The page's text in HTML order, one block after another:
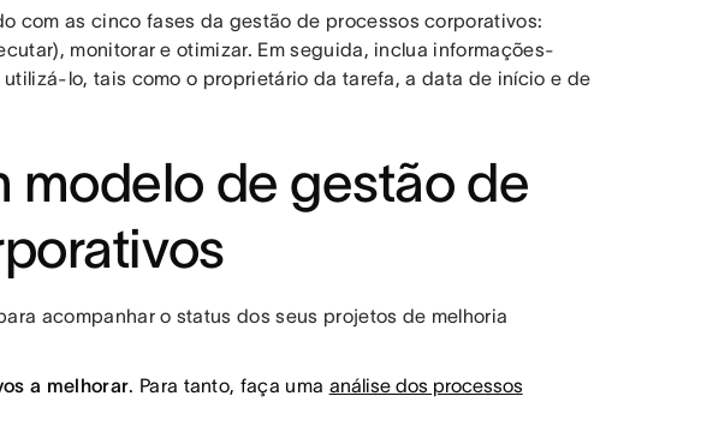
com as cinco fases da gestão de processos corporativos:
monitorar e otimizar. Em seguida, inclua informações-
lo, tais como o proprietário da tarefa, a data de início e de
modelo de gestão de
acompanhar o status dos seus projetos de melhoria
a melhorar. Para tanto, faça uma análise dos processos